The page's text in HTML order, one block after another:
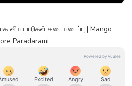
வியாபாரிகள் கடையடைப்பு | Mango
Paradarami